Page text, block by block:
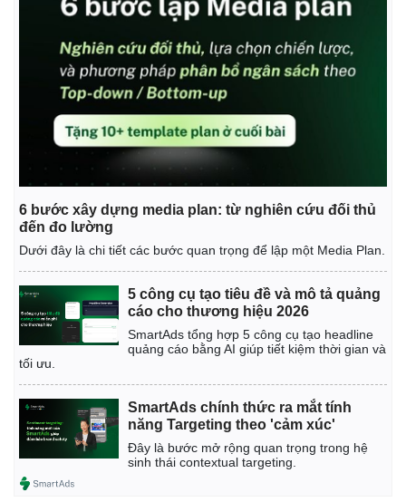
6 bước xây dựng media plan: từ nghiên cứu đối thủ
đến đo lường
Dưới đây là chi tiết các bước quan trọng để lập một Media Plan.
5 công cụ tạo tiêu đề và mô tả quảng
cáo cho thương hiệu 2026
SmartAds tổng hợp 5 công cụ tạo headline
quảng cáo bằng AI giúp tiết kiệm thời gian và
tối ưu.
SmartAds chính thức ra mắt tính
năng Targeting theo 'cảm xúc'
Đây là bước mở rộng quan trọng trong hệ
sinh thái contextual targeting.